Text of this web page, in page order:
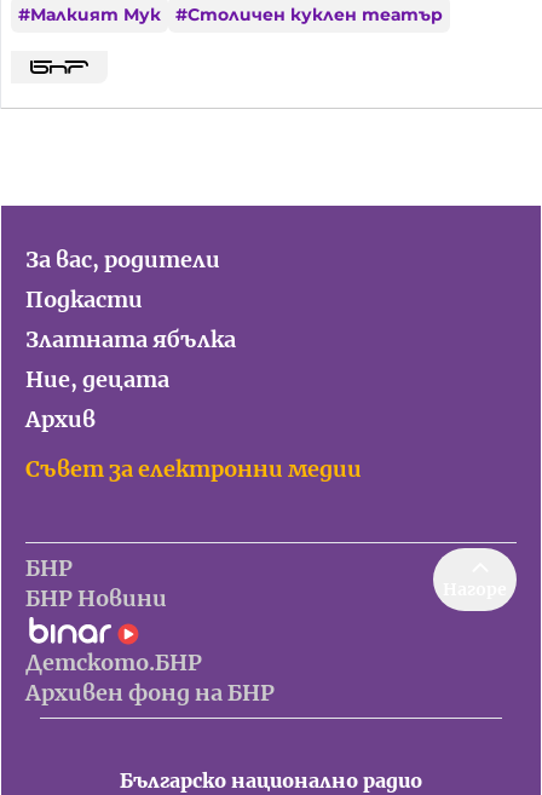
#Малкият Мук #Столичен куклен театър
За вас, родители
Подкасти
Златната ябълка
Ние, децата
Архив
Съвет за електронни медии
БНР
БНР Новини
Детското.БНР
Архивен фонд на БНР
Българско национално радио